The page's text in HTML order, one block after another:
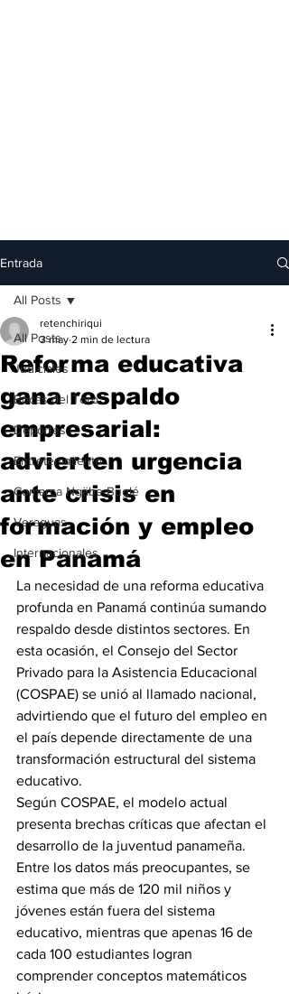
Entrada
All Posts
Judiciales
Bocas del Toro
Deportes
Entretenimiento
Comarca Ngäbe-Buglé
Veraguas
Internacionales
All Posts
Reforma educativa
gana respaldo
empresarial:
advierten urgencia
ante crisis en
formación y empleo
en Panamá
retenchiriqui
3 may 2 min de lectura
La necesidad de una reforma educativa
profunda en Panamá continúa sumando
respaldo desde distintos sectores. En
esta ocasión, el Consejo del Sector
Privado para la Asistencia Educacional
(COSPAE) se unió al llamado nacional,
advirtiendo que el futuro del empleo en
el país depende directamente de una
transformación estructural del sistema
educativo.
Según COSPAE, el modelo actual
presenta brechas críticas que afectan el
desarrollo de la juventud panameña.
Entre los datos más preocupantes, se
estima que más de 120 mil niños y
jóvenes están fuera del sistema
educativo, mientras que apenas 16 de
cada 100 estudiantes logran
comprender conceptos matemáticos